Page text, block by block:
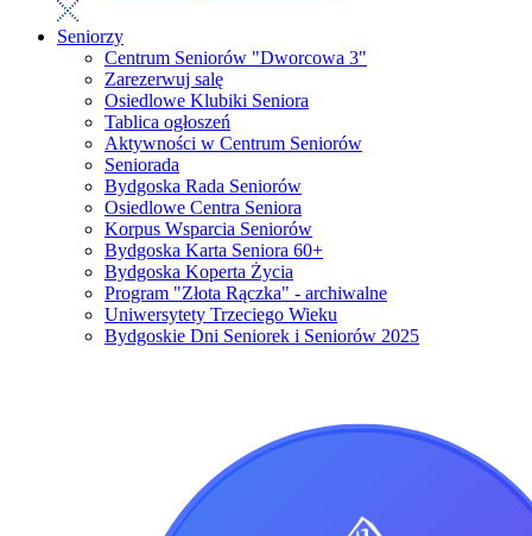
Seniorzy
Centrum Seniorów "Dworcowa 3"
Zarezerwuj salę
Osiedlowe Klubiki Seniora
Tablica ogłoszeń
Aktywności w Centrum Seniorów
Seniorada
Bydgoska Rada Seniorów
Osiedlowe Centra Seniora
Korpus Wsparcia Seniorów
Bydgoska Karta Seniora 60+
Bydgoska Koperta Życia
Program "Złota Rączka" - archiwalne
Uniwersytety Trzeciego Wieku
Bydgoskie Dni Seniorek i Seniorów 2025